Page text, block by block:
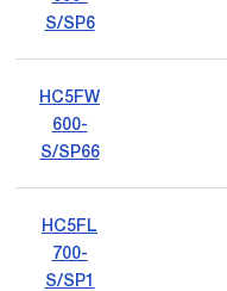
S/SP6
HC5FW
600-
S/SP66
HC5FL
700-
S/SP1